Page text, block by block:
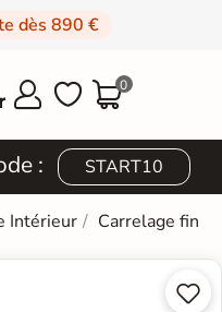
dès 890 €
  0
: START10
Intérieur Carrelage fin

